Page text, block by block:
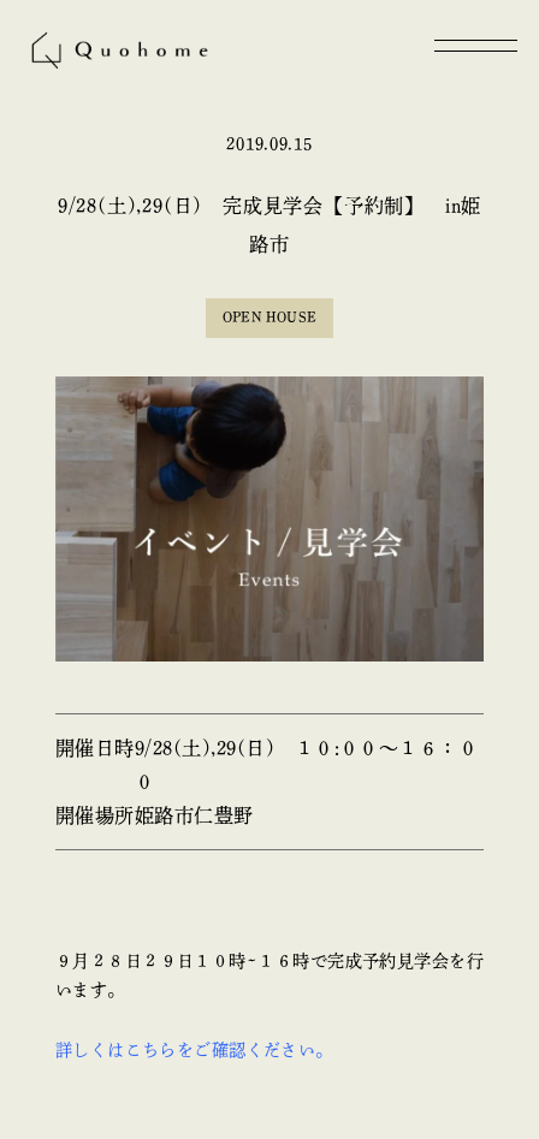
2019.09.15
9/28(土),29(日) 完成見学会【予約制】 in姫
路市
OPEN HOUSE
開催日時9/28(土),29(日) １０:００〜１６：０
０
開催場所姫路市仁豊野
９月２８日２９日１０時~１６時で完成予約見学会を行
います。
詳しくはこちらをご確認ください。